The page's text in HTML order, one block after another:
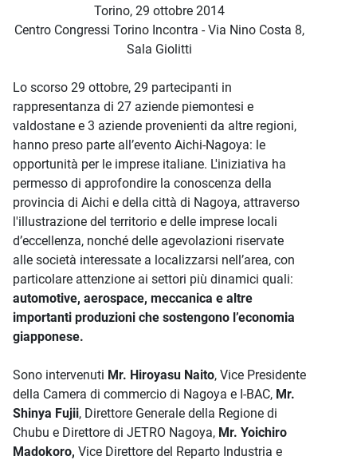
Torino, 29 ottobre 2014
Centro Congressi Torino Incontra - Via Nino Costa 8,
Sala Giolitti
Lo scorso 29 ottobre, 29 partecipanti in
rappresentanza di 27 aziende piemontesi e
valdostane e 3 aziende provenienti da altre regioni,
hanno preso parte all’evento Aichi-Nagoya: le
opportunità per le imprese italiane. L'iniziativa ha
permesso di approfondire la conoscenza della
provincia di Aichi e della città di Nagoya, attraverso
l'illustrazione del territorio e delle imprese locali
d’eccellenza, nonché delle agevolazioni riservate
alle società interessate a localizzarsi nell’area, con
particolare attenzione ai settori più dinamici quali:
automotive, aerospace, meccanica e altre
importanti produzioni che sostengono l’economia
giapponese.
Sono intervenuti Mr. Hiroyasu Naito, Vice Presidente
della Camera di commercio di Nagoya e I-BAC, Mr.
Shinya Fujii, Direttore Generale della Regione di
Chubu e Direttore di JETRO Nagoya, Mr. Yoichiro
Madokoro, Vice Direttore del Reparto Industria e